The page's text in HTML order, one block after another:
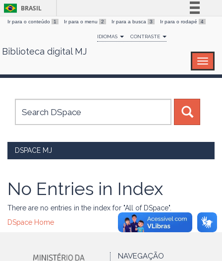
Skip
BRASIL
Simplifique!
Comunica BR
Canais
Ir para o conteúdo 1 Ir para o menu 2 Ir para a busca 3 Ir para o rodapé 4
IDIOMAS CONTRASTE
Biblioteca digital MJ
DSPACE MJ
No Entries in Index
There are no entries in the index for "All of DSpace".
DSpace Home
NAVEGAÇÃO